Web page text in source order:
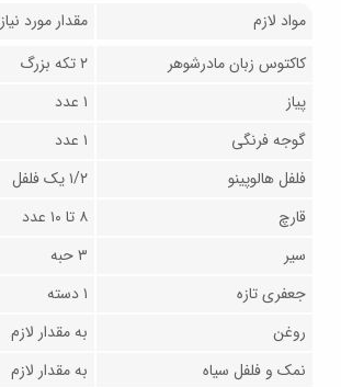
مواد لازم
مقدار مورد نیاز
کاکتوس زبان مادرشوهر
۲ تکه بزرگ
پیاز
۱ عدد
گوجه فرنگی
۱ عدد
فلفل هالوپینو
۱/۲ یک فلفل
قارچ
۸ تا ۱۰ عدد
سیر
۳ حبه
جعفری تازه
۱ دسته
روغن
به مقدار لازم
نمک و فلفل سیاه
به مقدار لازم